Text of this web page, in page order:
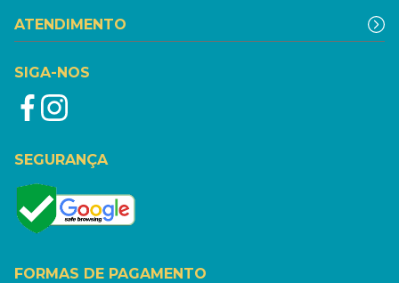
ATENDIMENTO
SIGA-NOS
SEGURANÇA
FORMAS DE PAGAMENTO